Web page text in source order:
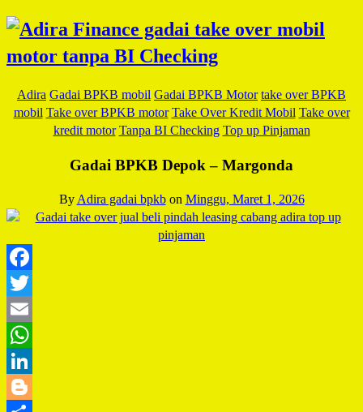
Adira Gadai BPKB mobil Gadai BPKB Motor take over BPKB
mobil Take over BPKB motor Take Over Kredit Mobil Take over
kredit motor Tanpa BI Checking Top up Pinjaman
Gadai BPKB Depok – Margonda
By Adira gadai bpkb on Minggu, Maret 1, 2026